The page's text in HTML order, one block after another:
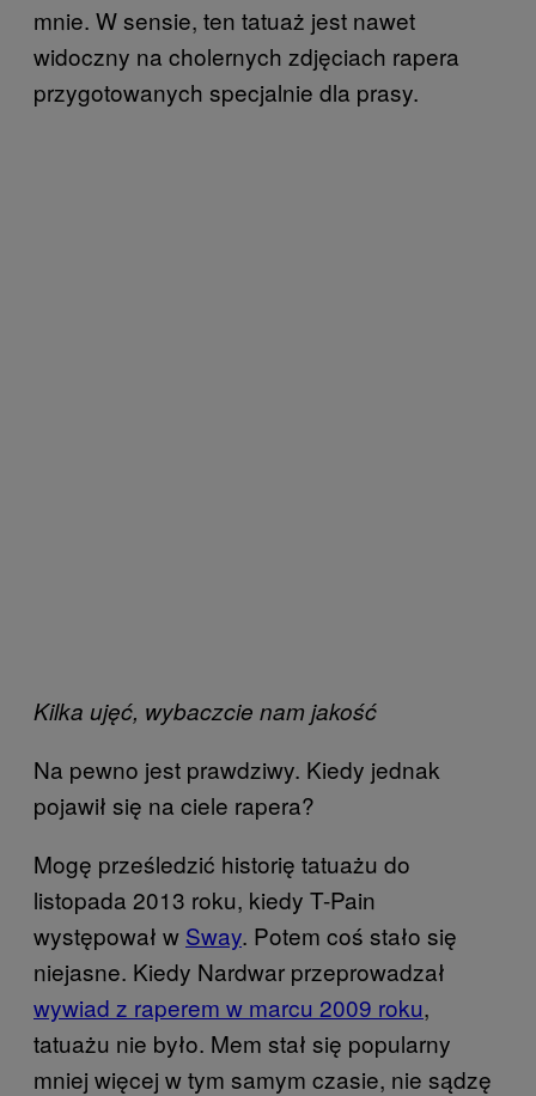
mnie. W sensie, ten tatuaż jest nawet
widoczny na cholernych zdjęciach rapera
przygotowanych specjalnie dla prasy.
Kilka ujęć, wybaczcie nam jakość
Na pewno jest prawdziwy. Kiedy jednak
pojawił się na ciele rapera?
Mogę prześledzić historię tatuażu do
listopada 2013 roku, kiedy T-Pain
występował w Sway. Potem coś stało się
niejasne. Kiedy Nardwar przeprowadzał
wywiad z raperem w marcu 2009 roku,
tatuażu nie było. Mem stał się popularny
mniej więcej w tym samym czasie, nie sądzę